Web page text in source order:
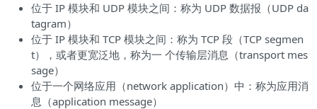
位于 IP 模块和 UDP 模块之间：称为 UDP 数据报（UDP da
tagram）
位于 IP 模块和 TCP 模块之间：称为 TCP 段（TCP segmen
t），或者更宽泛地，称为一 个传输层消息（transport mes
sage）
位于一个网络应用（network application）中：称为应用消
息（application message）